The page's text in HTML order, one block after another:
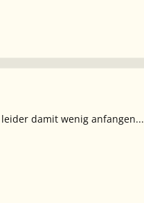
damit wenig anfangen...